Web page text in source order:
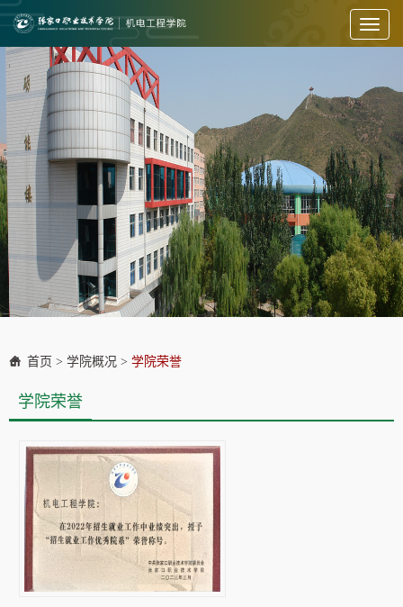
Toggle
首页 > 学院概况 > 学院荣誉
学院荣誉